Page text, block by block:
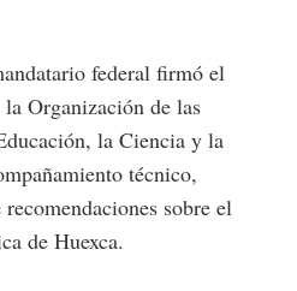
federal firmó el
Organización de las
la Ciencia y la
técnico,
sobre el
de Huexca.